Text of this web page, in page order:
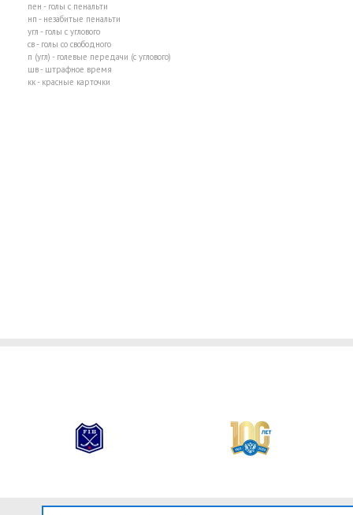
пен - голы с пенальти
нп - незабитые пенальти
угл - голы с углового
св - голы со свободного
п (угл) - голевые передачи (с углового)
шв - штрафное время
кк - красные карточки